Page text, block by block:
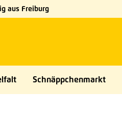
aus Freiburg
Schnäppchenmarkt